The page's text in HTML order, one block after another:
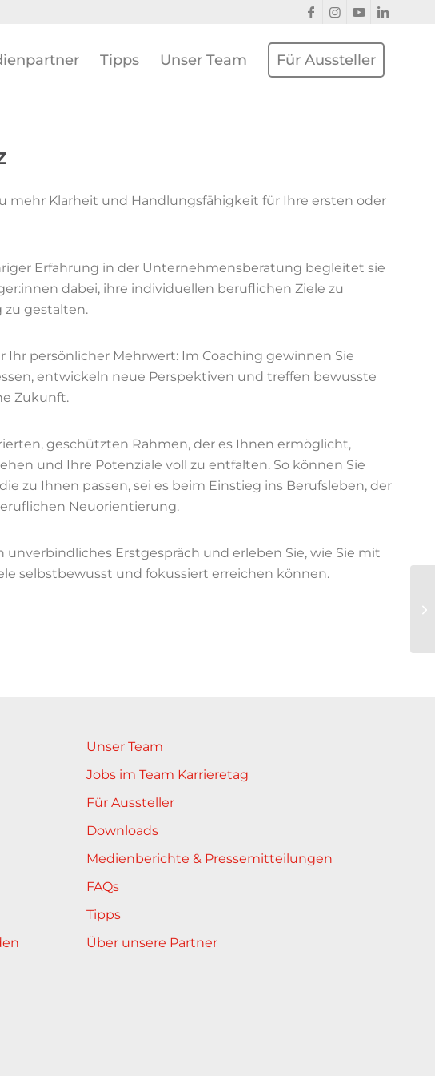
Tipps Unser Team Für Aussteller
mehr Klarheit und Handlungsfähigkeit für Ihre ersten oder
Erfahrung in der Unternehmensberatung begleitet sie
dabei, ihre individuellen beruflichen Ziele zu
zu gestalten.
persönlicher Mehrwert: Im Coaching gewinnen Sie
entwickeln neue Perspektiven und treffen bewusste
Zukunft.
geschützten Rahmen, der es Ihnen ermöglicht,
und Ihre Potenziale voll zu entfalten. So können Sie
zu Ihnen passen, sei es beim Einstieg ins Berufsleben, der
Neuorientierung.
unverbindliches Erstgespräch und erleben Sie, wie Sie mit
selbstbewusst und fokussiert erreichen können.
Unser Team
Jobs im Team Karrieretag
Für Aussteller
Downloads
Medienberichte & Pressemitteilungen
FAQs
Tipps
Über unsere Partner